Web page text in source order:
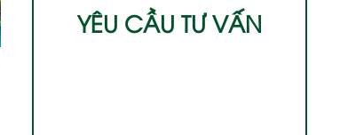
YÊU CẦU TƯ VẤN